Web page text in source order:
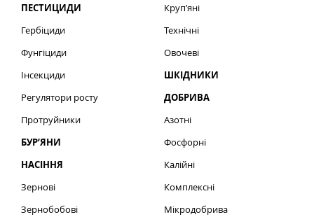
ПЕСТИЦИДИ
Гербіциди
Фунгіциди
Інсекциди
Регулятори росту
Протруйники
БУР’ЯНИ
НАСІННЯ
Зернові
Зернобобові
Круп’яні
Технічні
Овочеві
ШКІДНИКИ
ДОБРИВА
Азотні
Фосфорні
Калійні
Комплексні
Мікродобрива